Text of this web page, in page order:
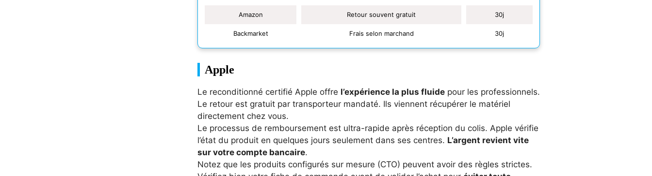
Amazon Retour souvent gratuit 30j
Backmarket Frais selon marchand 30j
Apple
Le reconditionné certifié Apple offre l’expérience la plus fluide pour les professionnels.
Le retour est gratuit par transporteur mandaté. Ils viennent récupérer le matériel
directement chez vous.
Le processus de remboursement est ultra-rapide après réception du colis. Apple vérifie
l’état du produit en quelques jours seulement dans ses centres. L’argent revient vite
sur votre compte bancaire.
Notez que les produits configurés sur mesure (CTO) peuvent avoir des règles strictes.